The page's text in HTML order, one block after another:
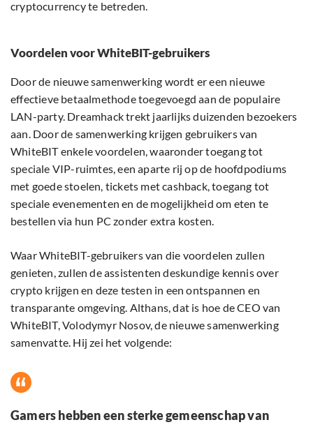
cryptocurrency te betreden.
Voordelen voor WhiteBIT-gebruikers
Door de nieuwe samenwerking wordt er een nieuwe
effectieve betaalmethode toegevoegd aan de populaire
LAN-party. Dreamhack trekt jaarlijks duizenden bezoekers
aan. Door de samenwerking krijgen gebruikers van
WhiteBIT enkele voordelen, waaronder toegang tot
speciale VIP-ruimtes, een aparte rij op de hoofdpodiums
met goede stoelen, tickets met cashback, toegang tot
speciale evenementen en de mogelijkheid om eten te
bestellen via hun PC zonder extra kosten.
Waar WhiteBIT-gebruikers van die voordelen zullen
genieten, zullen de assistenten deskundige kennis over
crypto krijgen en deze testen in een ontspannen en
transparante omgeving. Althans, dat is hoe de CEO van
WhiteBIT, Volodymyr Nosov, de nieuwe samenwerking
samenvatte. Hij zei het volgende:
Gamers hebben een sterke gemeenschap van